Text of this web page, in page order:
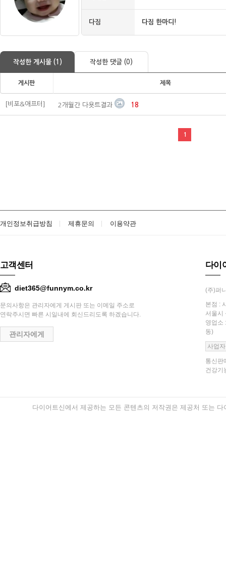
다짐 다짐 한마디!
작성한 게시물 (1) 작성한 댓글 (0)
게시판 제목
[비포&애프터] 2개월간 다욧트결과 18
1
개인정보취급방침 제휴문의 이용약관
고객센터
diet365@funnym.co.kr
문의사항은 관리자에게 게시판 또는 이메일 주소로
연락주시면 빠른 시일내에 회신드리도록 하겠습니다.
관리자에게
다이
(주)퍼
본점 :
서울시
영업소
동)
사업
통신판
건강기
다이어트신에서 제공하는 모든 콘텐츠의 저작권은 제공처 또는